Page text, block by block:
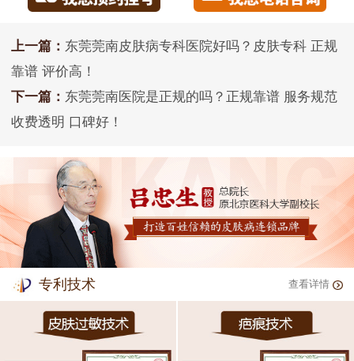
上一篇： 东莞莞南皮肤病专科医院好吗？皮肤专科 正规
靠谱 评价高！
下一篇： 东莞莞南医院是正规的吗？正规靠谱 服务规范
收费透明 口碑好！
专利技术 查看详情